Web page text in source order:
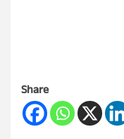
Share